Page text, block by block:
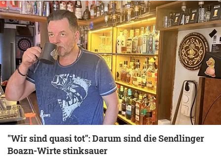
"Wir sind quasi tot": Darum sind die Sendlinger
Boazn-Wirte stinksauer